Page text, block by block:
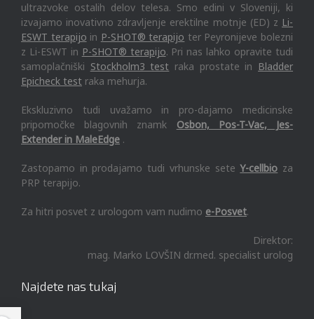
ultrazvoke ostalih delov telesa. Smo edini v Sloveniji, ki
izvajamo inovativno zdravljenje erektilne motnje (ED) z Li-
ESWT terapijo in P-SHOT® terapijo ter Peyronijeve bolezni
z Li-ESWT in P-SHOT® terapijo. Pri nas lahko opravite tudi
samoplačniški Stockholm3 test raka prostate in Bladder
Epicheck test raka mehurja.
Ekskluzivno tudi uvažamo in pro-dajamo medicinske
pripomočke blagovnih znamk Osbon, Pos-T-Vac, Jes-
Extender in MaleEdge .
Zastopamo in prodajamo tudi vrhunske seteY-cellbio za
PRP terapijo.
Za hitri posvet z urologom vam nudimo e-Posvet.
Direktor:
mag. Marko LOVŠIN dr.med. specialist urolog
Najdete nas tukaj